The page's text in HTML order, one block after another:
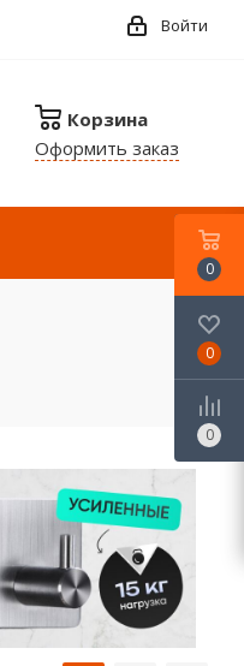
Войти
Корзина
Оформить заказ
0
0
0